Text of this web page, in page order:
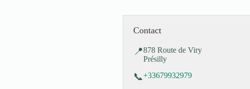
Contact
📍878 Route de Viry
Présilly
📞+33679932979